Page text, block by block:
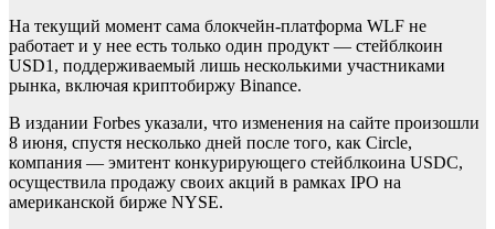
На текущий момент сама блокчейн-платформа WLF не
работает и у нее есть только один продукт — стейблкоин
USD1, поддерживаемый лишь несколькими участниками
рынка, включая криптобиржу Binance.
В издании Forbes указали, что изменения на сайте произошли
8 июня, спустя несколько дней после того, как Circle,
компания — эмитент конкурирующего стейблкоина USDC,
осуществила продажу своих акций в рамках IPO на
американской бирже NYSE.